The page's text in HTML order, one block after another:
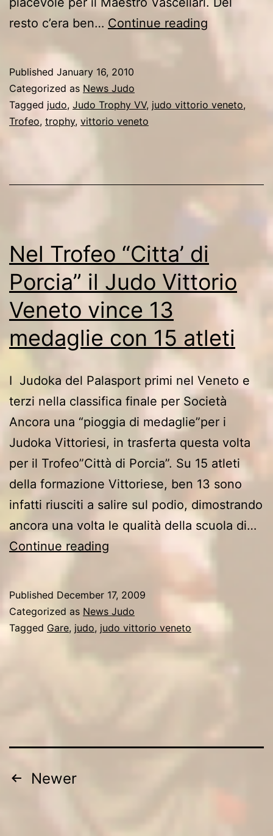
resto c’era ben… Continue reading
22°
Vittorio
Published January 16, 2010
Categorized as News Judo
Tagged judo, Judo Trophy VV, judo vittorio veneto,
Trofeo, trophy, vittorio veneto
Nel Trofeo “Citta’ di
Porcia” il Judo Vittorio
Veneto vince 13
medaglie con 15 atleti
I Judoka del Palasport primi nel Veneto e
terzi nella classifica finale per Società
Ancora una “pioggia di medaglie”per i
Judoka Vittoriesi, in trasferta questa volta
per il Trofeo”Città di Porcia”. Su 15 atleti
della formazione Vittoriese, ben 13 sono
infatti riusciti a salire sul podio, dimostrando
ancora una volta le qualità della scuola di…
Continue reading
di
Porcia”
13
Published December 17, 2009
Categorized as News Judo
Tagged Gare, judo, judo vittorio veneto
Posts
Newer